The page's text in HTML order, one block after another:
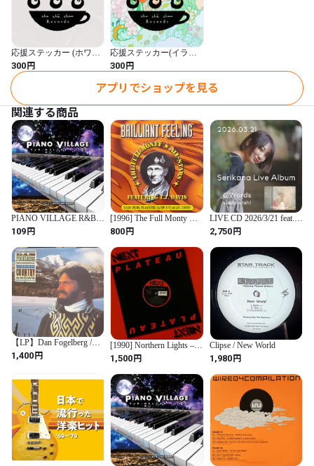
05 タルト・ゼネラル・レクラーク
06 Mekong16
07 The flowers of Chiang Mai “early morning”
08 The flowers of Chiang Mai “twilight”
09 SUNDAY TULIPS
10 おそとお茶会のテーマ
11 wander
12 うつろう
13 月に誘われて
14 Almejando Nuvens
15 Cor Ambar
全15曲
小林 鮎美 : 作曲,クラリネット
鳴海 碧 : ピアノ
紺田 凌平 : アコースティックギター
山田”やーそ”裕 : 七弦ギター
Marcelo Maia  from Brazil : フレットレスベース
Cor Ambar スペシャルゲスト
Roberta Campos  from Brazil : 作詞,ボーカル
Patrick Blancos  from Brazil: クラシックギター
応援ステッカー (ホワイ
ト)
300円
応援ステッカー(イラス
ト)
300円
アプリでショップを見る
関連する商品
PIANO VILLAGE R&B
MELLOW TONE compiled
by DJ AT THE
WORK【CD、音楽 中古
CD】レンタル落ちmr-
220815-196
109円
[1996] The Full Monty All-
Stars Featuring T.J. Davis –
Brilliant Feeling [BMG]
800円
LIVE CD 2026/3/21 feat.鈴
木あい @水道橋words
2,750円
【LP】Dan Fogelberg /
High Country Snows
1,400円
[1990] Northern Lights –
Jet Lag [Next Plateau
Records Inc.]
1,500円
Clipse / New World
1,980円